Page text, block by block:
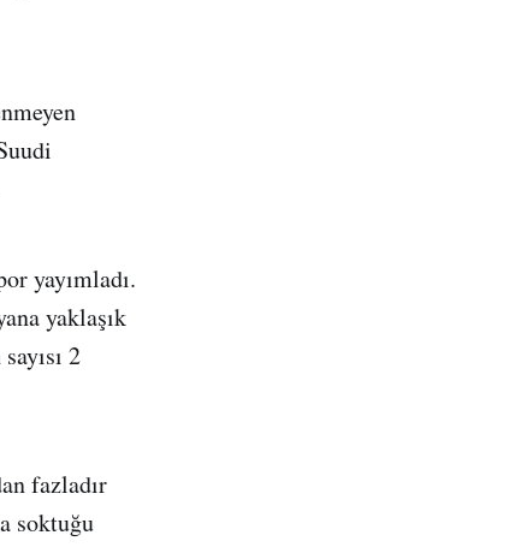
yayımladı.
yaklaşık
2
fazladır
soktuğu